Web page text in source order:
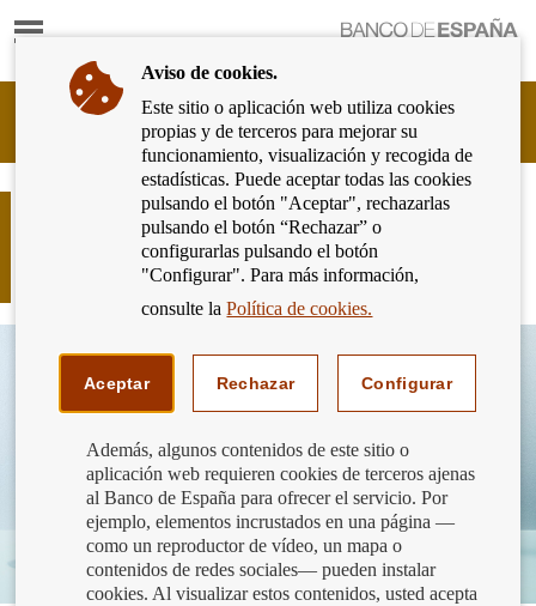
Mostrar
Ir
página
de
inicio
del
Banco
de
España
Cliente
Bancario
Banco
España
Eurosistema,
El Banco de España publica la Guía
de los servicios de atención al cliente
de las entidades
Aviso de cookies.
Este sitio o aplicación web utiliza cookies
propias y de terceros para mejorar su
funcionamiento, visualización y recogida de
estadísticas. Puede aceptar todas las cookies
pulsando el botón "Aceptar", rechazarlas
pulsando el botón “Rechazar” o
configurarlas pulsando el botón
"Configurar". Para más información,
consulte laPolítica de cookies.
Aceptar Rechazar Configurar
Además, algunos contenidos de este sitio o
aplicación web requieren cookies de terceros ajenas
al Banco de España para ofrecer el servicio. Por
ejemplo, elementos incrustados en una página —
como un reproductor de vídeo, un mapa o
contenidos de redes sociales— pueden instalar
cookies. Al visualizar estos contenidos, usted acepta